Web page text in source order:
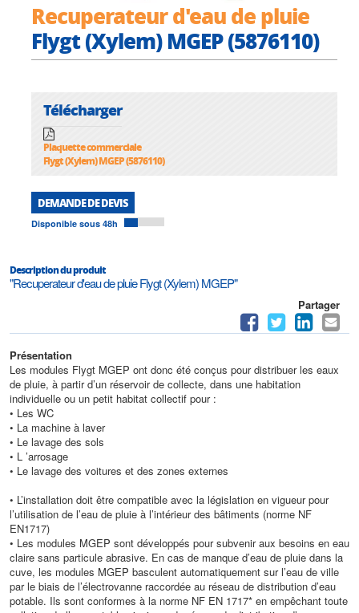
Recuperateur d'eau de pluie
Flygt (Xylem) MGEP (5876110)
Télécharger
Plaquette commerciale
Flygt (Xylem) MGEP (5876110)
DEMANDE DE DEVIS
Disponible sous 48h
Description du produit
"Recuperateur d'eau de pluie Flygt (Xylem) MGEP"
Partager
Présentation
Les modules Flygt MGEP ont donc été conçus pour distribuer les eaux
de pluie, à partir d’un réservoir de collecte, dans une habitation
individuelle ou un petit habitat collectif pour :
• Les WC
• La machine à laver
• Le lavage des sols
• L ’arrosage
• Le lavage des voitures et des zones externes
• L’installation doit être compatible avec la législation en vigueur pour
l’utilisation de l’eau de pluie à l’intérieur des bâtiments (norme NF
EN1717)
• Les modules MGEP sont développés pour subvenir aux besoins en eau
claire sans particule abrasive. En cas de manque d’eau de pluie dans la
cuve, les modules MGEP basculent automatiquement sur l’eau de ville
par le biais de l’électrovanne raccordée au réseau de distribution d’eau
potable. Ils sont conformes à la norme NF EN 1717* en empêchant toute